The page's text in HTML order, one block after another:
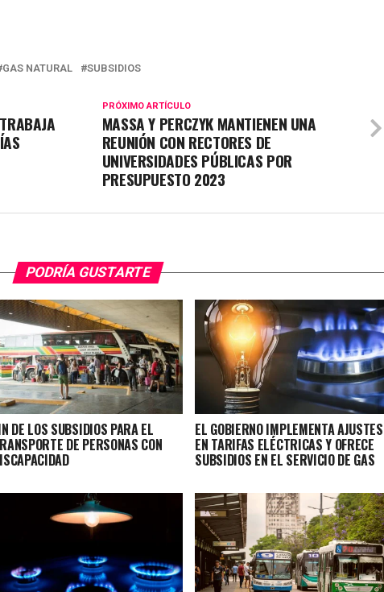
GAS NATURAL SUBSIDIOS
PRÓXIMO ARTÍCULO
MASSA Y PERCZYK MANTIENEN UNA
REUNIÓN CON RECTORES DE
UNIVERSIDADES PÚBLICAS POR
PRESUPUESTO 2023
PODRÍA GUSTARTE
DE LOS SUBSIDIOS PARA EL
DE PERSONAS CON
EL GOBIERNO IMPLEMENTA AJUSTES
EN TARIFAS ELÉCTRICAS Y OFRECE
SUBSIDIOS EN EL SERVICIO DE GAS